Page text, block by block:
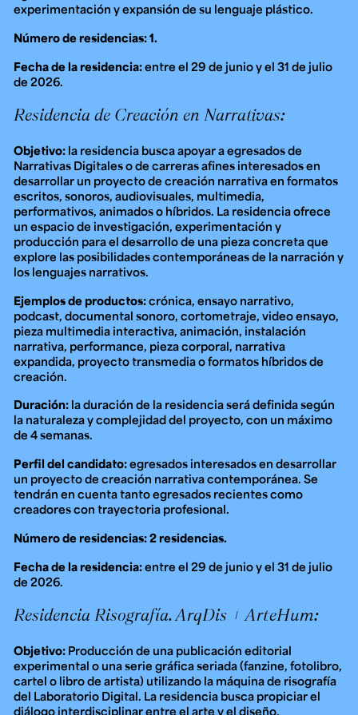
experimentación y expansión de su lenguaje plástico.
Número de residencias: 1.
Fecha de la residencia:entre el 29 de junio y el 31 de julio
de 2026.
Residencia de Creación en Narrativas:
Objetivo:la residencia busca apoyar a egresados de
Narrativas Digitales o de carreras afines interesados en
desarrollar un proyecto de creación narrativa en formatos
escritos, sonoros, audiovisuales, multimedia,
performativos, animados o híbridos. La residencia ofrece
un espacio de investigación, experimentación y
producción para el desarrollo de una pieza concreta que
explore las posibilidades contemporáneas de la narración y
los lenguajes narrativos.
Ejemplos de productos:crónica, ensayo narrativo,
podcast, documental sonoro, cortometraje, video ensayo,
pieza multimedia interactiva, animación, instalación
narrativa, performance, pieza corporal, narrativa
expandida, proyecto transmedia o formatos híbridos de
creación.
Duración:la duración de la residencia será definida según
la naturaleza y complejidad del proyecto, con un máximo
de 4 semanas.
Perfil del candidato:egresados interesados en desarrollar
un proyecto de creación narrativa contemporánea. Se
tendrán en cuenta tanto egresados recientes como
creadores con trayectoria profesional.
Número de residencias: 2 residencias.
Fecha de la residencia:entre el 29 de junio y el 31 de julio
de 2026.
Residencia Risografía. ArqDis + ArteHum:
Objetivo: Producción de una publicación editorial
experimental o una serie gráfica seriada (fanzine, fotolibro,
cartel o libro de artista) utilizando la máquina de risografía
del Laboratorio Digital. La residencia busca propiciar el
diálogo interdisciplinar entre el arte y el diseño,